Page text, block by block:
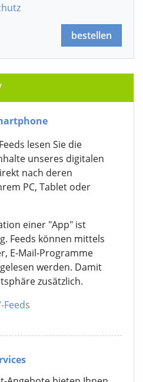
bestellen
lesen Sie die
unseres digitalen
nach deren
PC, Tablet oder
einer "App" ist
Feeds können mittels
E-Mail-Programme
werden. Damit
zusätzlich.
Feeds